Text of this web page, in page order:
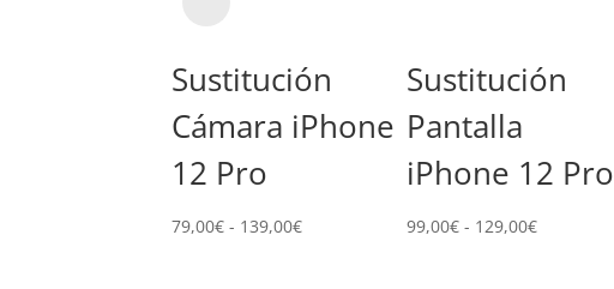
Sustitución
Cámara iPhone
12 Pro
79,00€ - 139,00€Rango
Sustitución
Pantalla
iPhone 12 Pro
99,00€ - 129,00€Rango